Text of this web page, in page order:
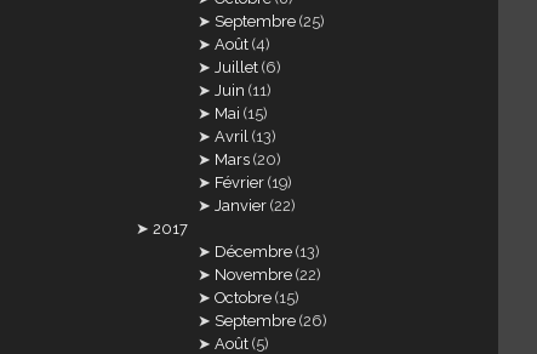
Septembre (25)
Août (4)
Juillet (6)
Juin (11)
Mai (15)
Avril (13)
Mars (20)
Février (19)
Janvier (22)
2017
Décembre (13)
Novembre (22)
Octobre (15)
Septembre (26)
Août (5)